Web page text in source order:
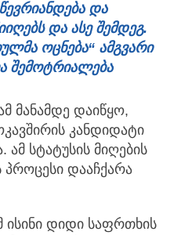
და
და ასე შემდეგ.
ოცნება“ ამგვარი
შემოტრიალება
მანამდე დაიწყო,
კანდიდატი
ამ სტატუსის მიღების
დააჩქარა
ისინი დიდი საფრთხის